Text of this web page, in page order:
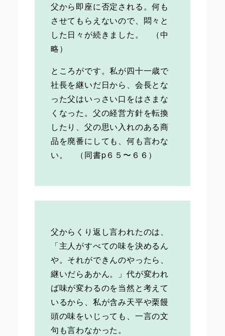
父から即座に否定される。何も
させてもらえないので、悶々と
した日々が続きました。 （中
略）
ところがです。私が四十一歳で
社長を継いだ日から、会長とな
った父はいっさい口をはさまな
くなった。父の経営方針を転換
したり、父の思い入れのある商
品を廃番にしても、何も言わな
い。 （同書p６５〜６６）
父からくり返し言われたのは、
「主人がすべての味を決めるん
や。それができんのやったら、
継いだらあかん。」代が変われ
ば味が変わるのを当然と考えて
いるから、私が含み天平や栗饅
頭の味をいじっても、一言の文
句も言わなかった。